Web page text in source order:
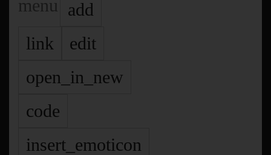
menu
add
link
edit
open_in_new
code
insert_emoticon